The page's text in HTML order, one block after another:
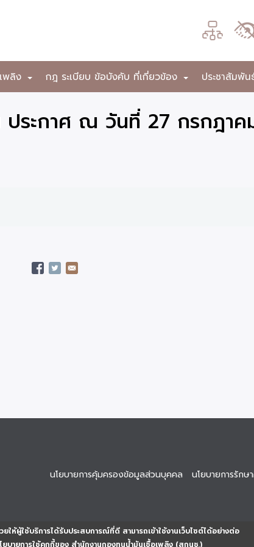
ห้ผู้ใช้บริการได้รับประสบการณ์ที่ดี สามารถเข้าใช้งานเว็บไซต์ได้อย่างต่อ
ยบายการใช้คุกกี้ของ สำนักงานกองทุนน้ำมันเชื้อเพลิง (สกนช.)
เมนู
เปลี่
ผล
+
พลิง +
กฎ ระเบียบ ข้อบังคับ ที่เกี่ยวข้อง ประชาสัมพัน
ประกาศ ณ วันที่ 27 กรกฎาค
นโยบายการคุ้มครองข้อมูลส่วนบุคคล นโยบายการรัก